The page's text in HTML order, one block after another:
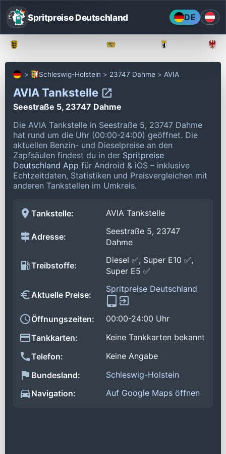
Spritpreise Deutschland DE
Schleswig-Holstein 23747 Dahme AVIA
AVIA Tankstelle
Seestraße 5, 23747 Dahme
Die AVIA Tankstelle in Seestraße 5, 23747 Dahme
hat rund um die Uhr (00:00-24:00) geöffnet. Die
aktuellen Benzin- und Dieselpreise an den
Zapfsäulen findest du in der Spritpreise
Deutschland App für Android & iOS – inklusive
Echtzeitdaten, Statistiken und Preisvergleichen mit
anderen Tankstellen im Umkreis.
Tankstelle: AVIA Tankstelle
Adresse:
Seestraße 5, 23747
Dahme
Treibstoffe:
Diesel ✅, Super E10 ✅,
Super E5 ✅
Aktuelle Preise:
Spritpreise Deutschland
Öffnungszeiten:
00:00-24:00 Uhr
Tankkarten:
Keine Tankkarten bekannt
Telefon:
Keine Angabe
Bundesland:
Schleswig-Holstein
Navigation:
Auf Google Maps öffnen